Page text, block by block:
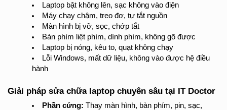
Laptop bật không lên, sạc không vào điện
Máy chạy chậm, treo đơ, tự tắt nguồn
Màn hình bị vỡ, sọc, chớp tắt
Bàn phím liệt phím, dính phím, không gõ được
Laptop bị nóng, kêu to, quạt không chạy
Lỗi Windows, mất dữ liệu, không vào được hệ điều
hành
Giải pháp sửa chữa laptop chuyên sâu tại IT Doctor
Phần cứng: Thay màn hình, bàn phím, pin, sạc,